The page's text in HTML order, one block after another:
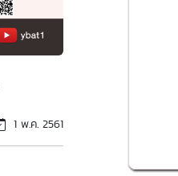
1 พ.ค. 2561